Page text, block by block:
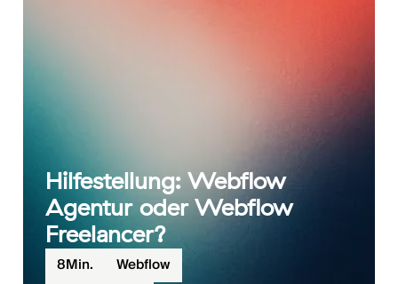
Hilfestellung: Webflow
Agentur oder Webflow
Freelancer?
8Min.
Webflow